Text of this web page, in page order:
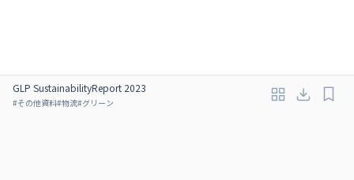
GLP SustainabilityReport 2023
#その他資料#物流#グリーン